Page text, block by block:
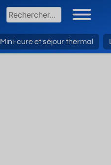
Mini-cure et séjour thermal